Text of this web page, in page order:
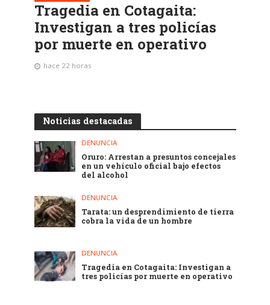
Tragedia en Cotagaita:
Investigan a tres policías
por muerte en operativo
hace 22 horas
Noticias destacadas
DENUNCIA
Oruro: Arrestan a presuntos concejales
en un vehículo oficial bajo efectos
del alcohol
DENUNCIA
Tarata: un desprendimiento de tierra
cobra la vida de un hombre
DENUNCIA
Tragedia en Cotagaita: Investigan a
tres policías por muerte en operativo